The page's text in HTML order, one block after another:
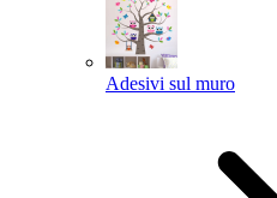
Adesivi sul muro